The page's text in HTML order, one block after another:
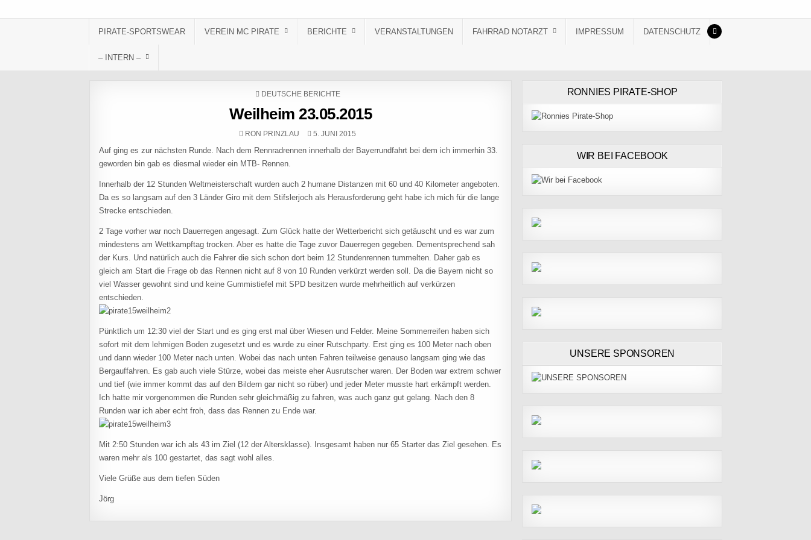
PIRATE-SPORTSWEAR VEREIN MC PIRATE BERICHTE VERANSTALTUNGEN FAHRRAD NOTARZT IMPRESSUM DATENSCHUTZ
– INTERN –
POSTED IN
DEUTSCHE BERICHTE
Weilheim 23.05.2015
AUTHOR:
RON PRINZLAU PUBLISHED DATE:
5. JUNI 2015
Auf ging es zur nächsten Runde. Nach dem Rennradrennen innerhalb der Bayerrundfahrt bei dem ich immerhin 33.
geworden bin gab es diesmal wieder ein MTB- Rennen.
Innerhalb der 12 Stunden Weltmeisterschaft wurden auch 2 humane Distanzen mit 60 und 40 Kilometer angeboten.
Da es so langsam auf den 3 Länder Giro mit dem Stifslerjoch als Herausforderung geht habe ich mich für die lange
Strecke entschieden.
2 Tage vorher war noch Dauerregen angesagt. Zum Glück hatte der Wetterbericht sich getäuscht und es war zum
mindestens am Wettkampftag trocken. Aber es hatte die Tage zuvor Dauerregen gegeben. Dementsprechend sah
der Kurs. Und natürlich auch die Fahrer die sich schon dort beim 12 Stundenrennen tummelten. Daher gab es
gleich am Start die Frage ob das Rennen nicht auf 8 von 10 Runden verkürzt werden soll. Da die Bayern nicht so
viel Wasser gewohnt sind und keine Gummistiefel mit SPD besitzen wurde mehrheitlich auf verkürzen
entschieden.
Pünktlich um 12:30 viel der Start und es ging erst mal über Wiesen und Felder. Meine Sommerreifen haben sich
sofort mit dem lehmigen Boden zugesetzt und es wurde zu einer Rutschparty. Erst ging es 100 Meter nach oben
und dann wieder 100 Meter nach unten. Wobei das nach unten Fahren teilweise genauso langsam ging wie das
Bergauffahren. Es gab auch viele Stürze, wobei das meiste eher Ausrutscher waren. Der Boden war extrem schwer
und tief (wie immer kommt das auf den Bildern gar nicht so rüber) und jeder Meter musste hart erkämpft werden.
Ich hatte mir vorgenommen die Runden sehr gleichmäßig zu fahren, was auch ganz gut gelang. Nach den 8
Runden war ich aber echt froh, dass das Rennen zu Ende war.
Mit 2:50 Stunden war ich als 43 im Ziel (12 der Altersklasse). Insgesamt haben nur 65 Starter das Ziel gesehen. Es
waren mehr als 100 gestartet, das sagt wohl alles.
Viele Grüße aus dem tiefen Süden
Jörg
RONNIES PIRATE-SHOP
WIR BEI FACEBOOK
UNSERE SPONSOREN